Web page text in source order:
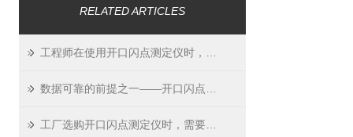
RELATED ARTICLES